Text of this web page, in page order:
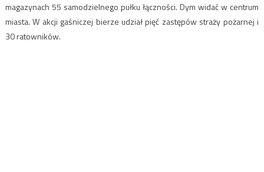
magazynach 55 samodzielnego pułku łączności. Dym widać w centrum
miasta. W akcji gaśniczej bierze udział pięć zastępów straży pożarnej i
30 ratowników.